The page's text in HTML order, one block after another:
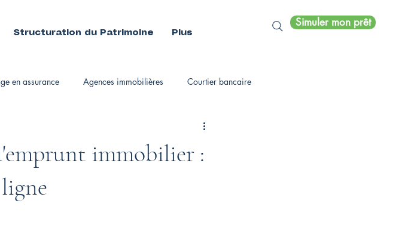
Structuration du Patrimoine Plus
Simuler mon prêt
en assurance Agences immobilières Courtier bancaire
immobilier :